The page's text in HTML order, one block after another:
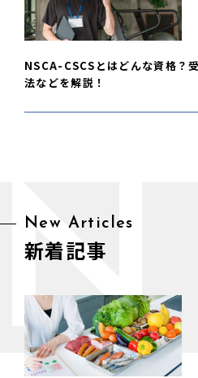
NSCA-CSCSとはどんな資格？
法などを解説！
New Articles
新着記事